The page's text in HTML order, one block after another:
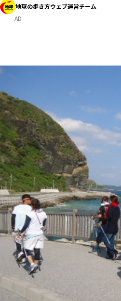
地球の歩き方ウェブ運営チーム
AD